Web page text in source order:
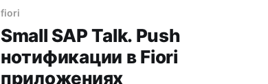
fiori
Small SAP Talk. Push
нотификации в Fiori
приложениях